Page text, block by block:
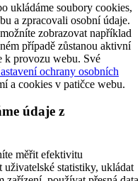
ukládáme soubory cookies,
a zpracovali osobní údaje.
zobrazovat například
případě zůstanou aktivní
k provozu webu. Své
ochrany osobních
a cookies v patičce webu.
údaje z
měřit efektivitu
uživatelské statistiky, ukládat